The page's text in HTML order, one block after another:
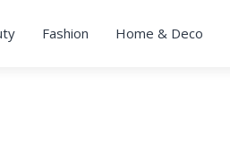
Fashion Home & Deco